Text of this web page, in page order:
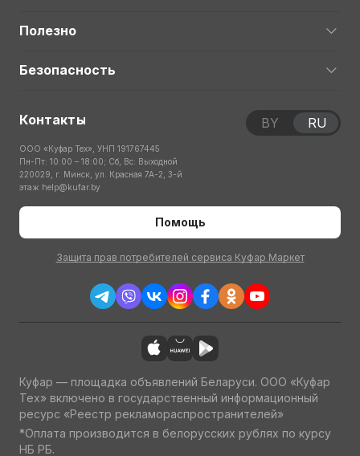
Полезно
Безопасность
Контакты
ООО «Куфар Тех», УНП 191767445
Пн-Пт: 10:00 – 18:00; Сб, Вс: Выходной
220029, г. Минск, ул. Красная 7А-2, 3-й
этаж help@kufar.by
Помощь
Защита прав потребителей сервиса Куфар Маркет
BY RU
Куфар — площадка объявлений Беларуси. ООО «Куфар
Тех» включено в государственный информационный
ресурс «Реестр рекламораспространителей»
*Оплата производится в белорусских рублях по курсу
НБ РБ.